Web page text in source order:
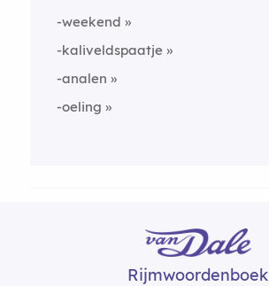
-weekend
-kaliveldspaatje
-analen
-oeling
Rijmwoordenboek